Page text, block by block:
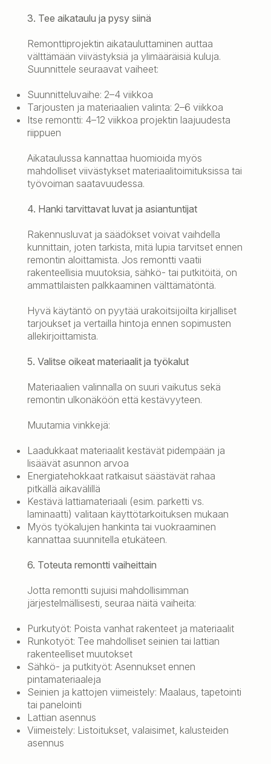
3. Tee aikataulu ja pysy siinä
Remonttiprojektin aikatauluttaminen auttaa
välttämään viivästyksiä ja ylimääräisiä kuluja.
Suunnittele seuraavat vaiheet:
Suunnitteluvaihe: 2–4 viikkoa
Tarjousten ja materiaalien valinta: 2–6 viikkoa
Itse remontti: 4–12 viikkoa projektin laajuudesta
riippuen
Aikataulussa kannattaa huomioida myös
mahdolliset viivästykset materiaalitoimituksissa tai
työvoiman saatavuudessa.
4. Hanki tarvittavat luvat ja asiantuntijat
Rakennusluvat ja säädökset voivat vaihdella
kunnittain, joten tarkista, mitä lupia tarvitset ennen
remontin aloittamista. Jos remontti vaatii
rakenteellisia muutoksia, sähkö- tai putkitöitä, on
ammattilaisten palkkaaminen välttämätöntä.
Hyvä käytäntö on pyytää urakoitsijoilta kirjalliset
tarjoukset ja vertailla hintoja ennen sopimusten
allekirjoittamista.
5. Valitse oikeat materiaalit ja työkalut
Materiaalien valinnalla on suuri vaikutus sekä
remontin ulkonäköön että kestävyyteen.
Muutamia vinkkejä:
Laadukkaat materiaalit kestävät pidempään ja
lisäävät asunnon arvoa
Energiatehokkaat ratkaisut säästävät rahaa
pitkällä aikavälillä
Kestävä lattiamateriaali (esim. parketti vs.
laminaatti) valitaan käyttötarkoituksen mukaan
Myös työkalujen hankinta tai vuokraaminen
kannattaa suunnitella etukäteen.
6. Toteuta remontti vaiheittain
Jotta remontti sujuisi mahdollisimman
järjestelmällisesti, seuraa näitä vaiheita:
Purkutyöt: Poista vanhat rakenteet ja materiaalit
Runkotyöt: Tee mahdolliset seinien tai lattian
rakenteelliset muutokset
Sähkö- ja putkityöt: Asennukset ennen
pintamateriaaleja
Seinien ja kattojen viimeistely: Maalaus, tapetointi
tai panelointi
Lattian asennus
Viimeistely: Listoitukset, valaisimet, kalusteiden
asennus